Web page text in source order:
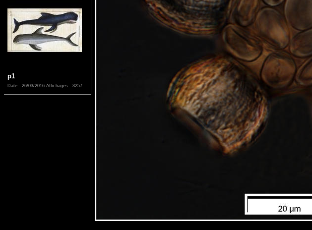
p1
Date : 26/03/2016 Affichages : 3257